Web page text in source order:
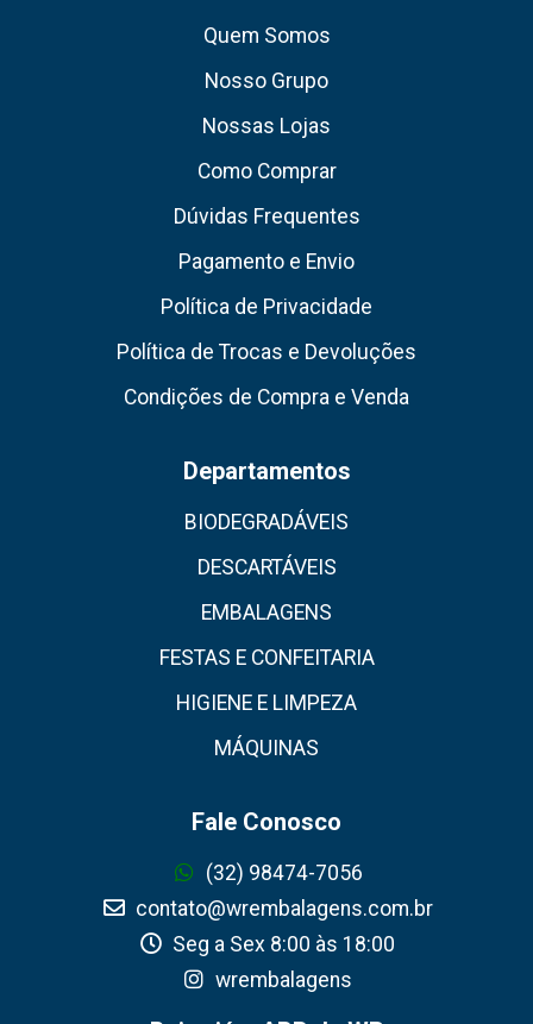
Quem Somos
Nosso Grupo
Nossas Lojas
Como Comprar
Dúvidas Frequentes
Pagamento e Envio
Política de Privacidade
Política de Trocas e Devoluções
Condições de Compra e Venda
Departamentos
BIODEGRADÁVEIS
DESCARTÁVEIS
EMBALAGENS
FESTAS E CONFEITARIA
HIGIENE E LIMPEZA
MÁQUINAS
Fale Conosco
(32) 98474-7056
contato@wrembalagens.com.br
Seg a Sex 8:00 às 18:00
wrembalagens